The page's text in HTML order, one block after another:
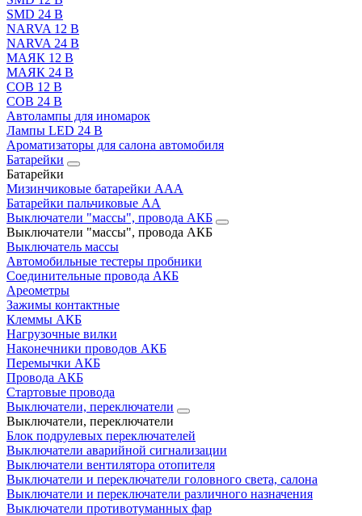
SMD 24 В
NARVA 12 В
NARVA 24 В
МАЯК 12 В
МАЯК 24 В
COB 12 В
COB 24 В
Автолампы для иномарок
Лампы LED 24 B
Ароматизаторы для салона автомобиля
Батарейки
Батарейки
Мизинчиковые батарейки AAA
Батарейки пальчиковые АА
Выключатели "массы", провода АКБ
Выключатели "массы", провода АКБ
Выключатель массы
Автомобильные тестеры пробники
Соединительные провода АКБ
Ареометры
Зажимы контактные
Клеммы АКБ
Нагрузочные вилки
Наконечники проводов АКБ
Перемычки АКБ
Провода АКБ
Стартовые провода
Выключатели, переключатели
Выключатели, переключатели
Блок подрулевых переключателей
Выключатели аварийной сигнализации
Выключатели вентилятора отопителя
Выключатели и переключатели головного света, салона
Выключатели и переключатели различного назначения
Выключатели противотуманных фар